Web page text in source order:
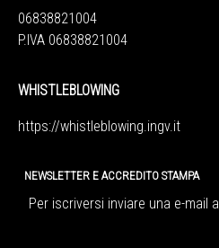
06838821004
P.IVA 06838821004
WHISTLEBLOWING
https://whistleblowing.ingv.it
NEWSLETTER E ACCREDITO STAMPA
Per iscriversi inviare una e-mail a